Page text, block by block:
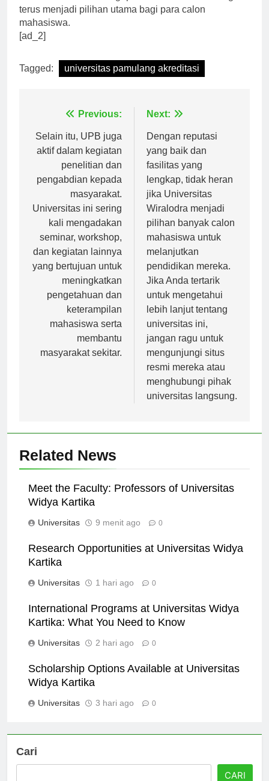
salah satu alasan mengapa Universitas Pamulang
terus menjadi pilihan utama bagi para calon
mahasiswa.
universitas pamulang akreditasi
pos
Selain itu, UPB juga
aktif dalam kegiatan
penelitian dan
pengabdian kepada
masyarakat.
Universitas ini sering
kali mengadakan
seminar, workshop,
dan kegiatan lainnya
yang bertujuan untuk
meningkatkan
pengetahuan dan
keterampilan
mahasiswa serta
membantu
Dengan reputasi
yang baik dan
fasilitas yang
lengkap, tidak heran
jika Universitas
Wiralodra menjadi
pilihan banyak calon
mahasiswa untuk
melanjutkan
pendidikan mereka.
Jika Anda tertarik
untuk mengetahui
lebih lanjut tentang
universitas ini,
jangan ragu untuk
mengunjungi situs
resmi mereka atau
menghubungi pihak
Related News
Meet the Faculty: Professors of Universitas
Research Opportunities at Universitas Widya
International Programs at Universitas Widya
Scholarship Options Available at Universitas
Cari